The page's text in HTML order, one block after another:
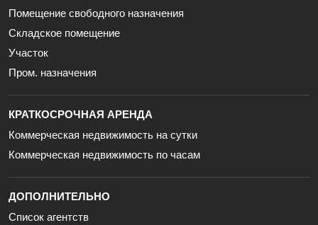
Помещение свободного назначения
Складское помещение
Участок
Пром. назначения
КРАТКОСРОЧНАЯ АРЕНДА
Коммерческая недвижимость на сутки
Коммерческая недвижимость по часам
ДОПОЛНИТЕЛЬНО
Список агентств